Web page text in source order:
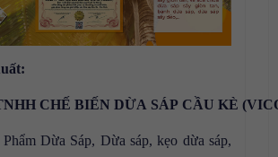
CHẾ BIẾN DỪA SÁP CẦU KÈ
Dừa Sáp, Dừa sáp, kẹo dừa sáp,